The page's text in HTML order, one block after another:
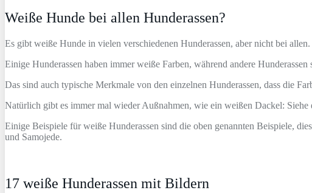
Weiße Hunde bei allen Hunderassen?
Es gibt weiße Hunde in vielen verschiedenen Hunderassen, aber nicht bei allen.
Einige Hunderassen haben immer weiße Farben, während andere
Das sind auch typische Merkmale von den einzelnen Hunderassen, dass die
Natürlich gibt es immer mal wieder Außnahmen, wie ein weißen Dackel: Siehe
Einige Beispiele für weiße Hunderassen sind die oben genannten Beispiele,
und Samojede.
17 weiße Hunderassen mit Bildern